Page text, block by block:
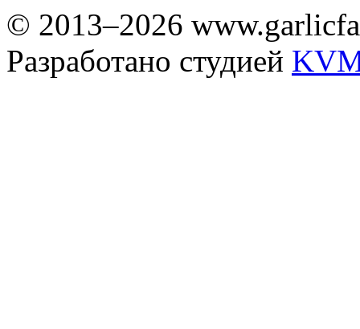
© 2013–2026
Разработано студией